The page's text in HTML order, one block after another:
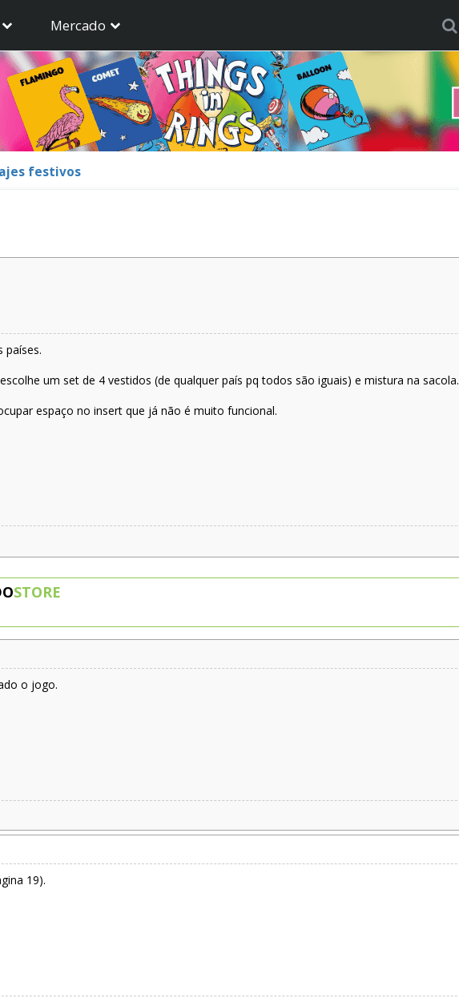
Mercado
festivos
países.
um set de 4 vestidos (de qualquer país pq todos são iguais) e mistura na sacola.
espaço no insert que já não é muito funcional.
STORE
o jogo.
19).